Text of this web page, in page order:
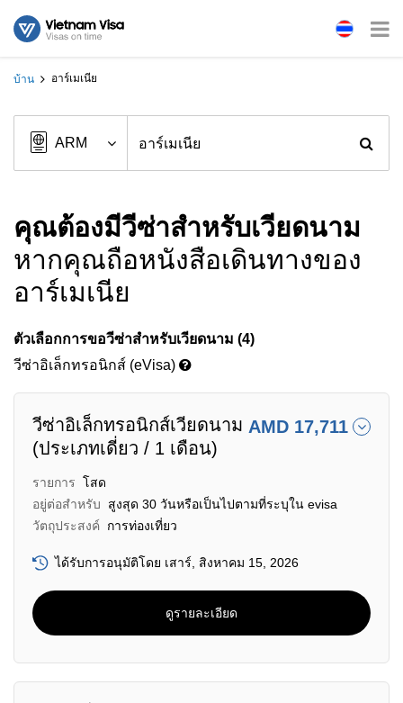
บ้าน อาร์เมเนีย
คุณต้องมีวีซ่าสำหรับเวียดนาม
หากคุณถือหนังสือเดินทางของ
อาร์เมเนีย
ตัวเลือกการขอวีซ่าสำหรับเวียดนาม (4)
วีซ่าอิเล็กทรอนิกส์ (eVisa)
วีซ่าอิเล็กทรอนิกส์เวียดนาม
(ประเภทเดี่ยว / 1 เดือน)
AMD 17,711
รายการ โสด
อยู่ต่อสำหรับ
สูงสุด 30 วันหรือเป็นไปตามที่ระบุใน evisa
วัตถุประสงค์ การท่องเที่ยว
ได้รับการอนุมัติโดย เสาร์, สิงหาคม 15, 2026
ดูรายละเอียด